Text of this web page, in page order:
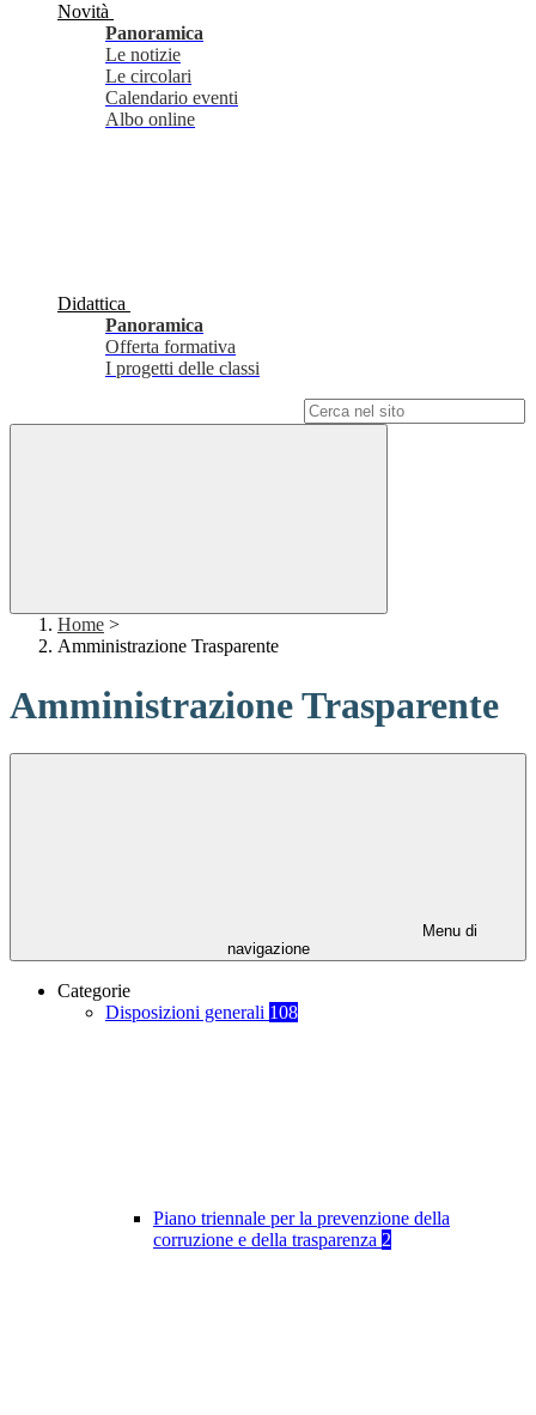
Novità
Panoramica
Le notizie
Le circolari
Calendario eventi
Albo online
Didattica
Panoramica
Offerta formativa
I progetti delle classi
Home >
Amministrazione Trasparente
Amministrazione Trasparente
Menu di
navigazione
Categorie
Disposizioni generali 108
Piano triennale per la prevenzione della
corruzione e della trasparenza 2